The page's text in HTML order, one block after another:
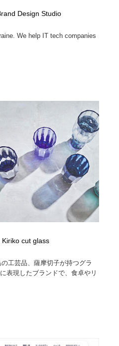
Design Studio
We help IT tech companies
cut glass
工芸品、薩摩切子が持つグラ
表現したブランドで、食卓やリ